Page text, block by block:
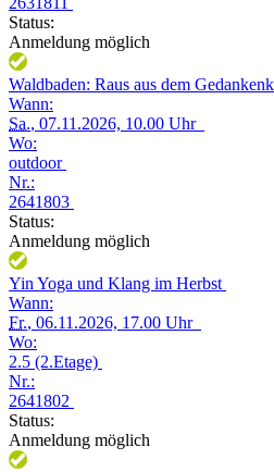
Status:
Anmeldung möglich
Waldbaden: Raus aus dem
Wann:
Sa., 07.11.2026, 10.00 Uhr
Wo:
outdoor
Nr.:
2641803
Status:
Anmeldung möglich
Yin Yoga und Klang im Herbst
Wann:
Fr., 06.11.2026, 17.00 Uhr
Wo:
2.5 (2.Etage)
Nr.:
2641802
Status:
Anmeldung möglich